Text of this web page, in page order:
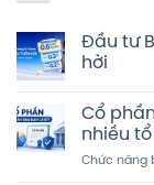
Đầu tư
hời
bình
luận
ở
Đầu
Cổ
nhiều
Chức năng